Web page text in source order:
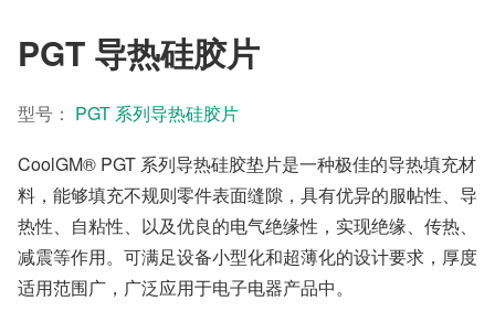
PGT 导热硅胶片
型号： PGT 系列导热硅胶片
CoolGM® PGT 系列导热硅胶垫片是一种极佳的导热填充材
料，能够填充不规则零件表面缝隙，具有优异的服帖性、导
热性、自粘性、以及优良的电气绝缘性，实现绝缘、传热、
减震等作用。可满足设备小型化和超薄化的设计要求，厚度
适用范围广，广泛应用于电子电器产品中。